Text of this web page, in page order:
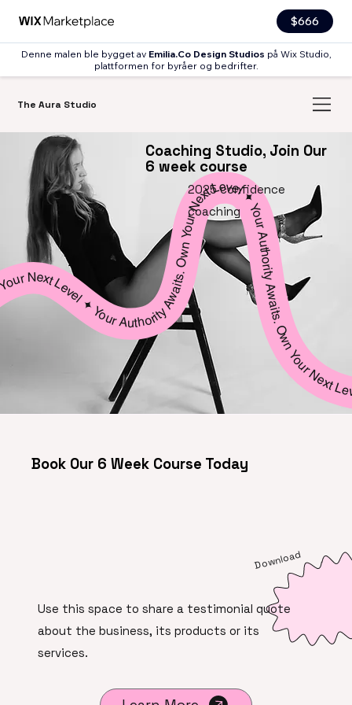
$666
Denne malen ble bygget av Emilia.Co Design Studios på Wix Studio,
plattformen for byråer og bedrifter.